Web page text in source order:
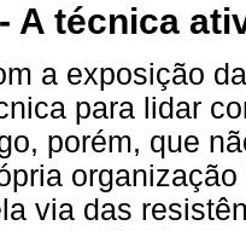
A técnica
a exposição
para lidar
porém, que
via das